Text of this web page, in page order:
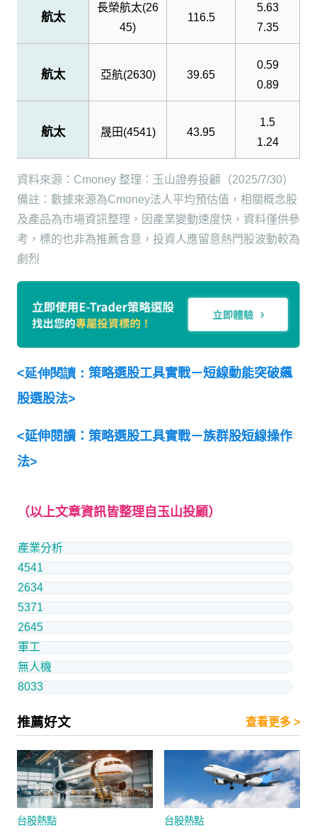
航太
長榮航太(26
45)
116.5
5.63
7.35
航太 亞航(2630) 39.65
0.59
0.89
航太 晟田(4541) 43.95
1.5
1.24
資料來源： Cmoney 整理：玉山證券投顧（2025/7/30）
備註：數據來源為Cmoney法人平均預估值，相關概念股
及產品為市場資訊整理，因產業變動速度快，資料僅供參
考，標的也非為推薦含意，投資人應留意熱門股波動較為
劇烈
<延伸閱讀： 策略選股工具實戰－短線動能突破飆
股選股法>
<延伸閱讀：策略選股工具實戰－族群股短線操作
法>
（以上文章資訊皆整理自玉山投顧）
產業分析
4541
2634
5371
2645
軍工
無人機
8033
推薦好文 查看更多 >
台股熱點 台股熱點